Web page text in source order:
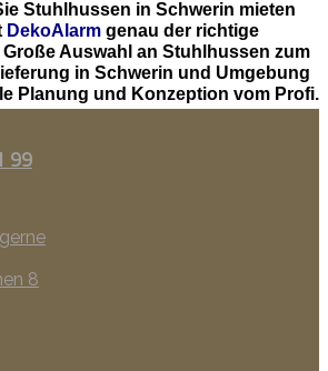
Stuhlhussen in Schwerin mieten
DekoAlarm genau der richtige
Auswahl an Stuhlhussen zum
in Schwerin und Umgebung
Planung und Konzeption vom Profi.
99
8